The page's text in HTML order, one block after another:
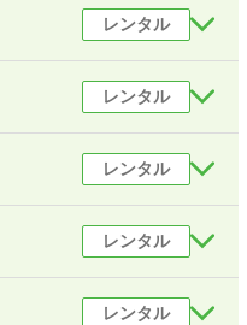
レンタル
レンタル
レンタル
レンタル
レンタル